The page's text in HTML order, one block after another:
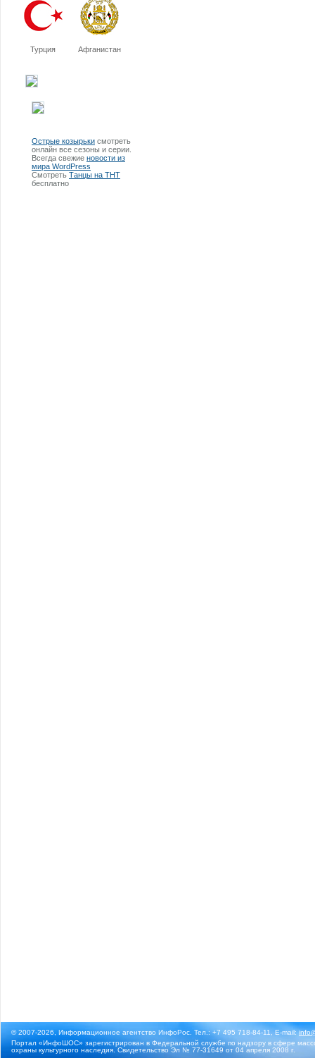
Турция Афганистан
Острые козырьки смотреть
онлайн все сезоны и серии.
Всегда свежие новости из
мира WordPress
Смотреть Танцы на ТНТ
бесплатно
© 2007-2026, Информационное агентство ИнфоРос. Тел.: +7 495 718-84-11, E-mail:
Портал «ИнфоШОС» зарегистрирован в Федеральной службе по надзору в сфере
охраны культурного наследия. Свидетельство Эл № 77-31649 от 04 апреля 2008 г.